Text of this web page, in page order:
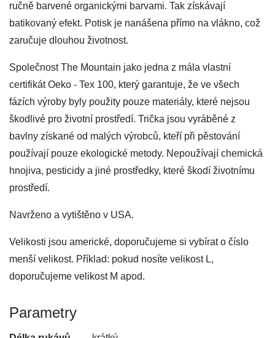
ručně barvené organickými barvami. Tak získávají
batikovaný efekt. Potisk je nanášena přímo na vlákno, což
zaručuje dlouhou životnost.
Společnost The Mountain jako jedna z mála vlastní
certifikát Oeko - Tex 100, který garantuje, že ve všech
fázích výroby byly použity pouze materiály, které nejsou
škodlivé pro životní prostředí. Trička jsou vyráběné z
bavlny získané od malých výrobců, kteří při pěstování
používají pouze ekologické metody. Nepoužívají chemická
hnojiva, pesticidy a jiné prostředky, které škodí životnímu
prostředí.
Navrženo a vytištěno v USA.
Velikosti jsou americké, doporučujeme si vybírat o číslo
menší velikost. Příklad: pokud nosíte velikost L,
doporučujeme velikost M apod.
Parametry